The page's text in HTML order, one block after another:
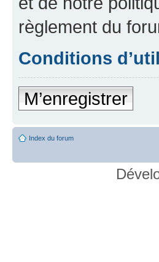
règlement du
Conditions
M’enregistrer
Index du forum